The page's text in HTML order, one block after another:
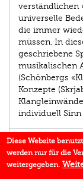
verständlichen
universelle
die immer
müssen. In
geschriebene
musikalischen
(Schönbergs
Konzepte
individuell Sinn
AUTOR/IN
EINBLICK
Diese Website
werden nur für die
weitergegeben.